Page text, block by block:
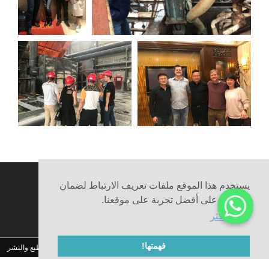
يستخدم هذا الموقع ملفات تعريف الارتباط لضمان
حصولك على أفضل تجربة على موقعنا.
يتعلم أكثر
فهمتها!